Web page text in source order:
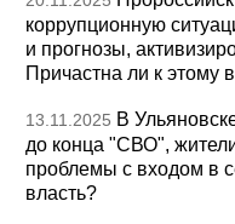
коррупционную
и прогнозы,
Причастна ли к этому
13.11.2025 В
до конца "СВО",
проблемы с входом в
власть?